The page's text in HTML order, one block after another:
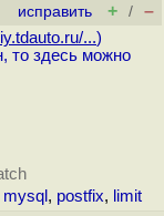
исправить + / –
...)
то здесь можно
mysql , postfix, limit